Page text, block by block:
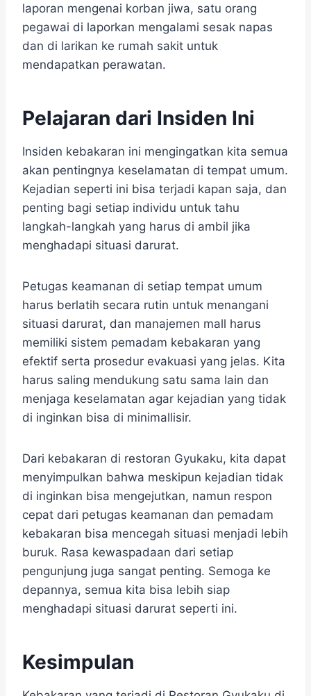
laporan mengenai korban jiwa, satu orang
pegawai di laporkan mengalami sesak napas
dan di larikan ke rumah sakit untuk
mendapatkan perawatan.
Pelajaran dari Insiden Ini
Insiden kebakaran ini mengingatkan kita semua
akan pentingnya keselamatan di tempat umum.
Kejadian seperti ini bisa terjadi kapan saja, dan
penting bagi setiap individu untuk tahu
langkah-langkah yang harus di ambil jika
menghadapi situasi darurat.
Petugas keamanan di setiap tempat umum
harus berlatih secara rutin untuk menangani
situasi darurat, dan manajemen mall harus
memiliki sistem pemadam kebakaran yang
efektif serta prosedur evakuasi yang jelas. Kita
harus saling mendukung satu sama lain dan
menjaga keselamatan agar kejadian yang tidak
di inginkan bisa di minimallisir.
​Dari kebakaran di restoran Gyukaku, kita dapat
menyimpulkan bahwa meskipun kejadian tidak
di inginkan bisa mengejutkan, namun respon
cepat dari petugas keamanan dan pemadam
kebakaran bisa mencegah situasi menjadi lebih
buruk.​ Rasa kewaspadaan dari setiap
pengunjung juga sangat penting. Semoga ke
depannya, semua kita bisa lebih siap
menghadapi situasi darurat seperti ini.
Kesimpulan